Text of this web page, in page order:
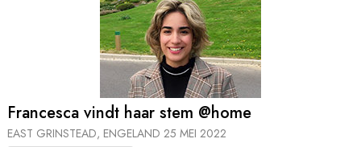
Francesca vindt haar stem @home
EAST GRINSTEAD, ENGELAND 25 MEI 2022